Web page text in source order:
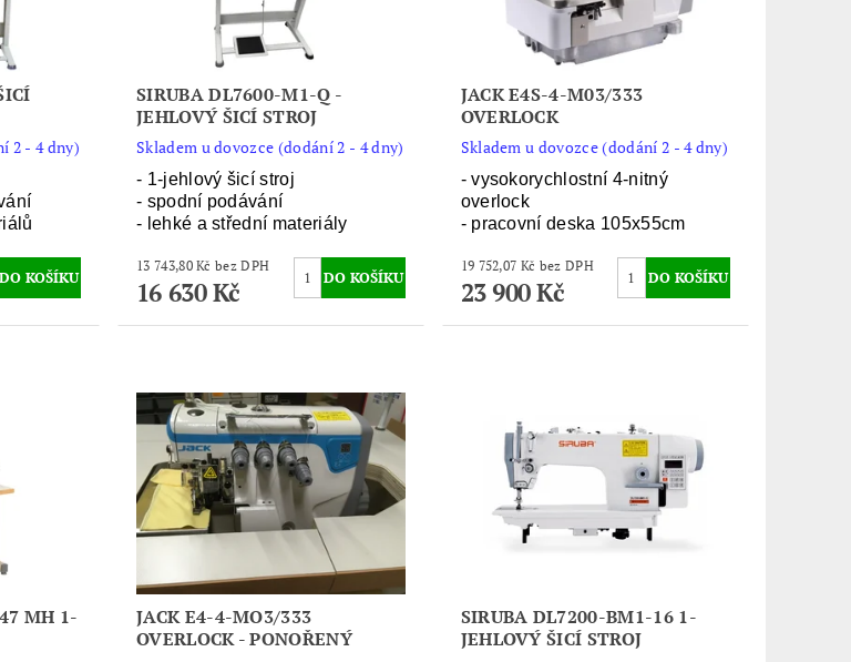
2 - 4 dny)
SIRUBA DL7600-M1-Q -
JEHLOVÝ ŠICÍ STROJ
Skladem u dovozce (dodání 2 - 4 dny)
- 1-jehlový šicí stroj
- spodní podávání
- lehké a střední materiály
13 743,80 Kč bez DPH
16 630 Kč
JACK E4S-4-M03/333
OVERLOCK
Skladem u dovozce (dodání 2 - 4 dny)
- vysokorychlostní 4-nitný
overlock
- pracovní deska 105x55cm
19 752,07 Kč bez DPH
23 900 Kč
MH 1-
JACK E4-4-MO3/333
OVERLOCK - PONOŘENÝ
SIRUBA DL7200-BM1-16 1-
JEHLOVÝ ŠICÍ STROJ